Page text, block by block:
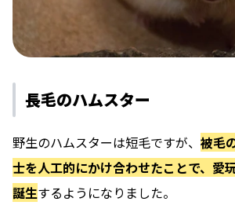
長毛のハムスター
野生のハムスターは短毛ですが、 被毛
士を人工的にかけ合わせたことで、愛
誕生するようになりました。